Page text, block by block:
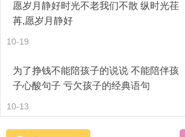
愿岁月静好时光不老我们不散 纵时光荏
苒,愿岁月静好
10-19
为了挣钱不能陪孩子的说说 不能陪伴孩
子心酸句子 亏欠孩子的经典语句
10-13